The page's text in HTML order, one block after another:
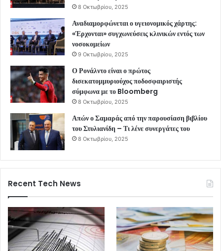
8 Οκτωβρίου, 2025
Αναδιαμορφώνεται ο υγειονομικός χάρτης:
«Έρχονται» συγχωνεύσεις κλινικών εντός των
νοσοκομείων
9 Οκτωβρίου, 2025
Ο Ρονάλντο είναι ο πρώτος
δισεκατομμυριούχος ποδοσφαιριστής
σύμφωνα με το Bloomberg
8 Οκτωβρίου, 2025
Απών ο Σαμαράς από την παρουσίαση βιβλίου
του Στυλιανίδη – Τι λένε συνεργάτες του
8 Οκτωβρίου, 2025
Recent Tech News